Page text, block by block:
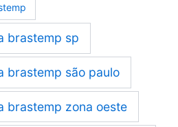
brastemp sp
brastemp são paulo
brastemp zona oeste